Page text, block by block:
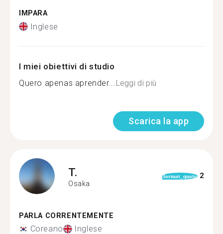
IMPARA
Inglese
I miei obiettivi di studio
Quero apenas aprender... Leggi di più
Scarica la app
T.
Osaka
format_quote 2
PARLA CORRENTEMENTE
Coreano Inglese